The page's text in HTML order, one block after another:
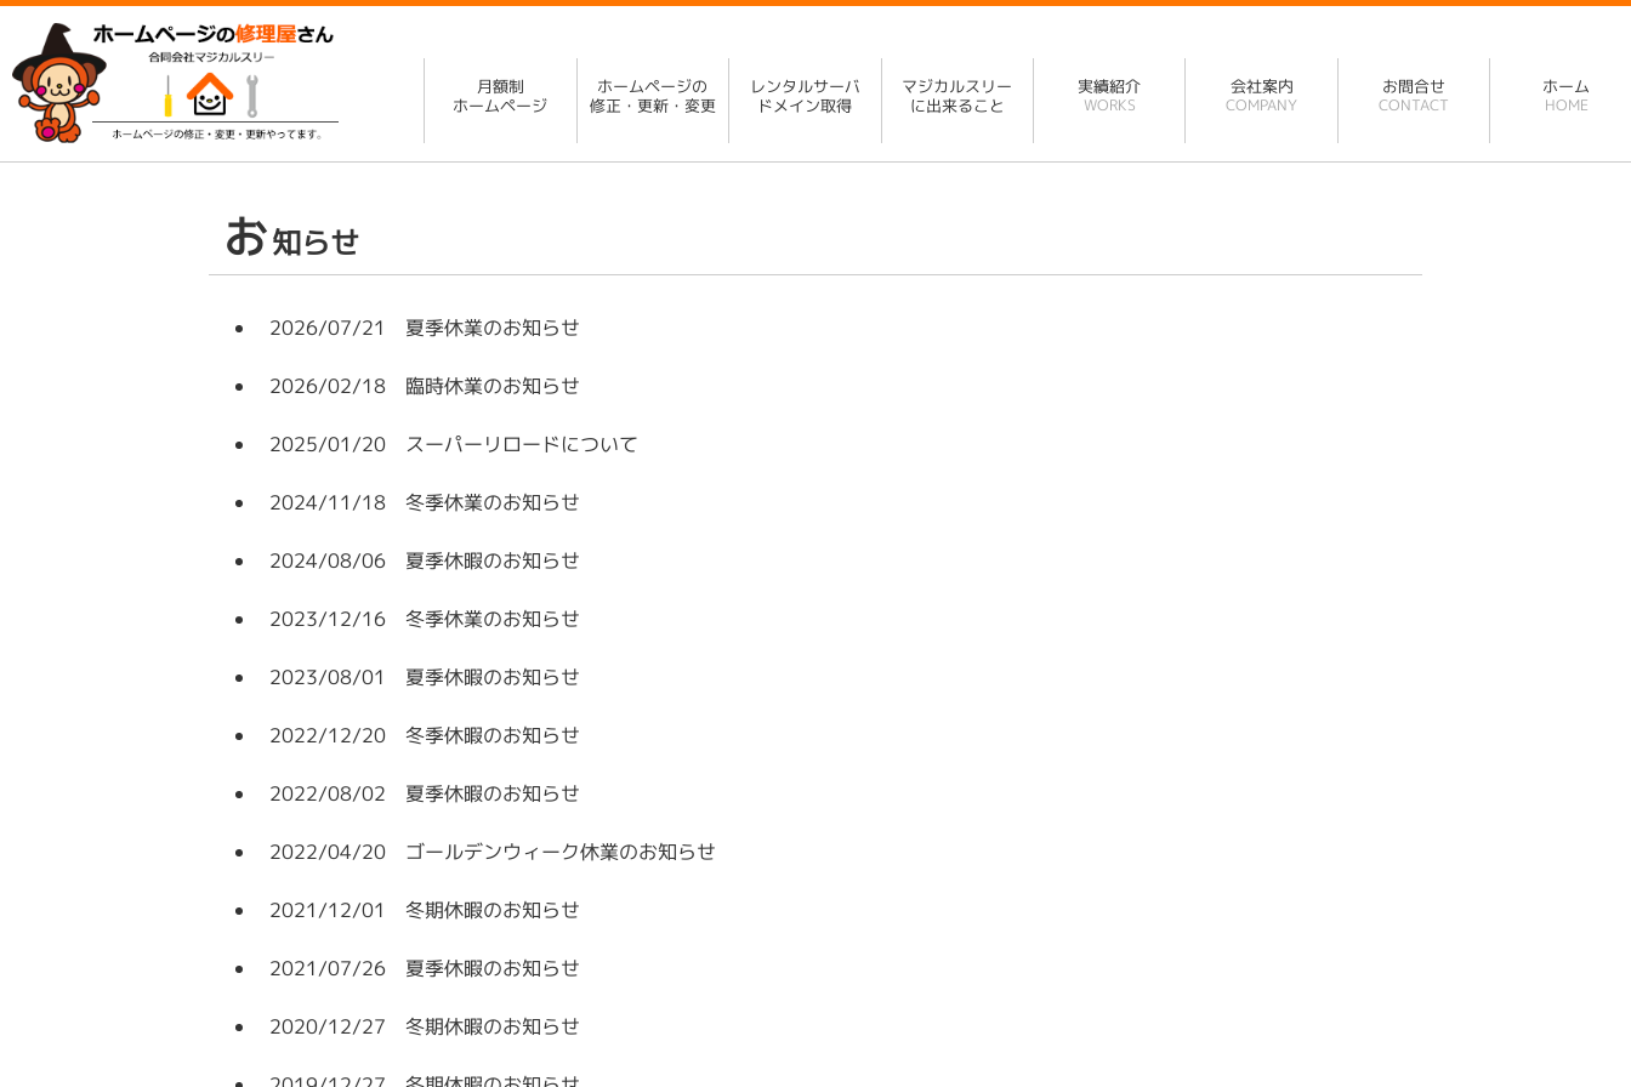
月額制
ホームページ
ホームページの
修正・更新・変更
レンタルサーバ
ドメイン取得
マジカルスリー
に出来ること
実績紹介
WORKS
会社案内
COMPANY
お問合せ
CONTACT
ホーム
HOME
お知らせ
2026/07/21 夏季休業のお知らせ
2026/02/18 臨時休業のお知らせ
2025/01/20 スーパーリロードについて
2024/11/18 冬季休業のお知らせ
2024/08/06 夏季休暇のお知らせ
2023/12/16 冬季休業のお知らせ
2023/08/01 夏季休暇のお知らせ
2022/12/20 冬季休暇のお知らせ
2022/08/02 夏季休暇のお知らせ
2022/04/20 ゴールデンウィーク休業のお知らせ
2021/12/01 冬期休暇のお知らせ
2021/07/26 夏季休暇のお知らせ
2020/12/27 冬期休暇のお知らせ